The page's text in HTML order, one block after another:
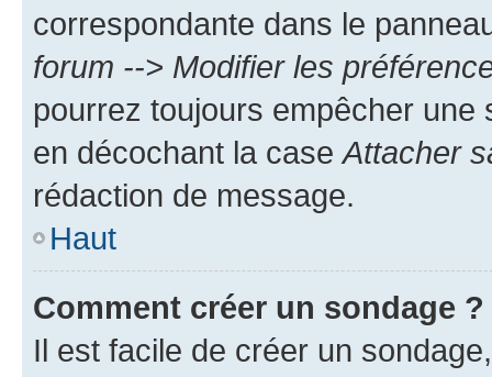
correspondante dans le
forum --> Modifier les
pourrez toujours empêcher une
en décochant la case Attacher
rédaction de message.
Haut
Comment créer un sondage ?
Il est facile de créer un